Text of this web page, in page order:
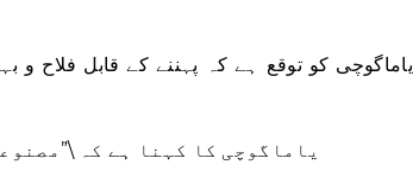
یاماگوچی کو توقع ہے کہ پہننے کے قابل فلاح و
یاماگوچی کا کہنا ہے کہ